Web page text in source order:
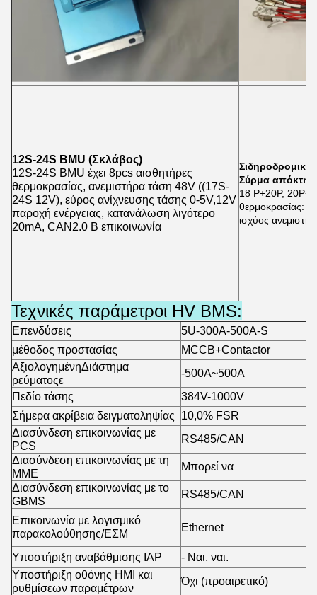
12S-24S BMU (Σκλάβος)
12S-24S BMU έχει 8pcs αισθητήρες
θερμοκρασίας, ανεμιστήρα τάση 48V ((17S-
24S 12V), εύρος ανίχνευσης τάσης 0-5V,12V
παροχή ενέργειας, κατανάλωση λιγότερο
20mA, CAN2.0 B επικοινωνία
Σιδηροδρομικό
Σύρμα
18 P+20P,
θερμοκρασίας:
ισχύος
Τεχνικές παράμετροι HV BMS:
Επενδύσεις
5U-300A-500A-S
μέθοδος προστασίας
MCCB+Contactor
ΑξιολογημένηΔιάστημα
ρεύματοςε
-500A~500A
Πεδίο τάσης
384V-1000V
Σήμερα ακρίβεια δειγματοληψίας
10,0% FSR
Διασύνδεση επικοινωνίας με
PCS
RS485/CAN
Διασύνδεση επικοινωνίας με τη
ΜΜΕ
Μπορεί να
Διασύνδεση επικοινωνίας με το
GBMS
RS485/CAN
Επικοινωνία με λογισμικό
παρακολούθησης/ΕΣΜ
Ethernet
Υποστήριξη αναβάθμισης IAP
- Ναι, ναι.
Υποστήριξη οθόνης HMI και
ρυθμίσεων παραμέτρων
Όχι (προαιρετικό)